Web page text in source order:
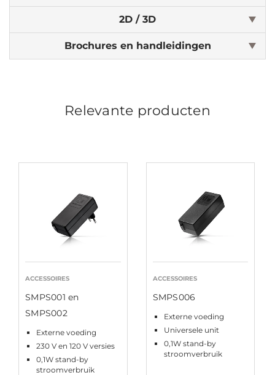
2D / 3D
Brochures en handleidingen
Relevante producten
ACCESSOIRES
SMPS001 en
SMPS002
Externe voeding
230 V en 120 V versies
0,1W stand-by
stroomverbruik
ACCESSOIRES
SMPS006
Externe voeding
Universele unit
0,1W stand-by
stroomverbruik